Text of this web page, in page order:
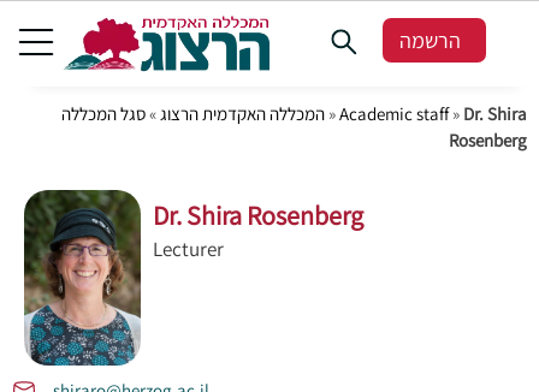
הרשמה
המכללה האקדמית הרצוג »סגל המכללה »Academic staff» Dr. Shira
Rosenberg
Dr. Shira Rosenberg
Lecturer